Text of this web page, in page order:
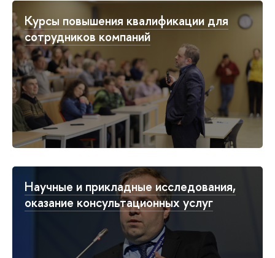
Курсы повышения квалификации для
сотрудников компаний
Научные и прикладные исследования,
оказание консультационных услуг